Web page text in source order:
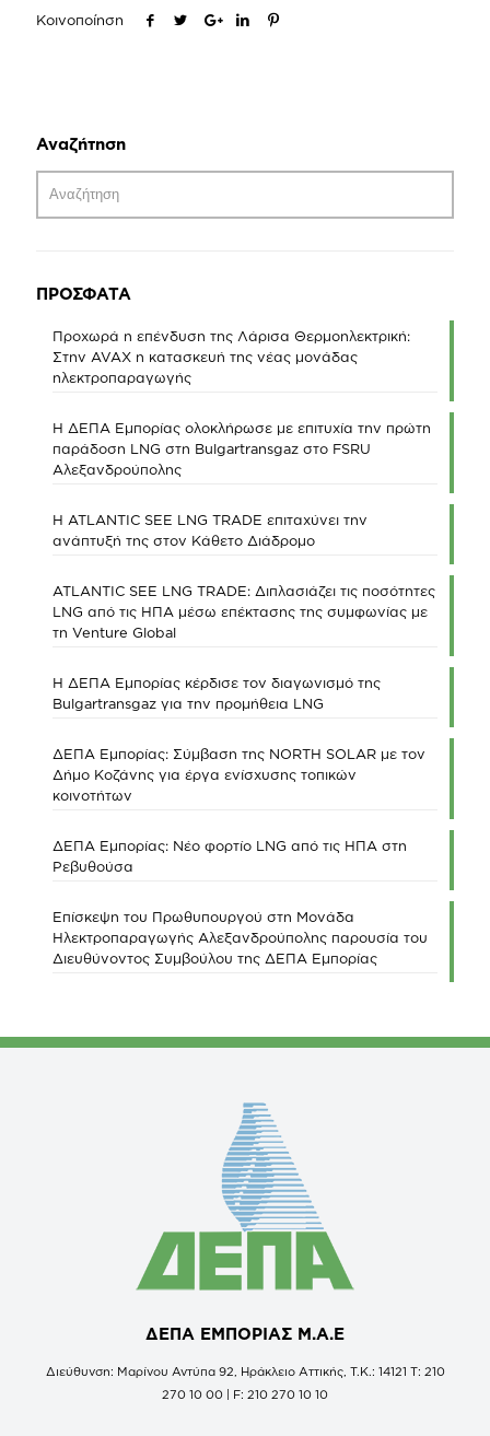
Κοινοποίηση
Αναζήτηση
ΠΡΟΣΦΑΤΑ
Προχωρά η επένδυση της Λάρισα Θερμοηλεκτρική:
Στην AVAX η κατασκευή της νέας μονάδας
ηλεκτροπαραγωγής
Η ΔΕΠΑ Εμπορίας ολοκλήρωσε με επιτυχία την πρώτη
παράδοση LNG στη Bulgartransgaz στο FSRU
Αλεξανδρούπολης
Η ATLANTIC SEE LNG TRADE επιταχύνει την
ανάπτυξή της στον Κάθετο Διάδρομο
ATLANTIC SEE LNG TRADE: Διπλασιάζει τις ποσότητες
LNG από τις ΗΠΑ μέσω επέκτασης της συμφωνίας με
τη Venture Global
Η ΔΕΠΑ Εμπορίας κέρδισε τον διαγωνισμό της
Bulgartransgaz για την προμήθεια LNG
ΔΕΠΑ Εμπορίας: Σύμβαση της NORTH SOLAR με τον
Δήμο Κοζάνης για έργα ενίσχυσης τοπικών
κοινοτήτων
ΔΕΠΑ Εμπορίας: Νέο φορτίο LNG από τις ΗΠΑ στη
Ρεβυθούσα
Επίσκεψη του Πρωθυπουργού στη Μονάδα
Ηλεκτροπαραγωγής Αλεξανδρούπολης παρουσία του
Διευθύνοντος Συμβούλου της ΔΕΠΑ Εμπορίας
ΔΕΠΑ ΕΜΠΟΡΙΑΣ Μ.Α.Ε
Διεύθυνση: Μαρίνου Αντύπα 92, Ηράκλειο Αττικής, Τ.Κ.: 14121 Τ: 210
270 10 00 | F: 210 270 10 10